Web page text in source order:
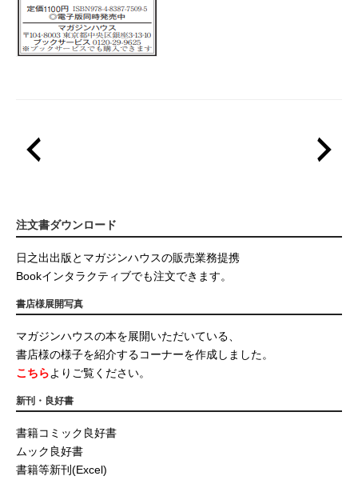
注文書ダウンロード
日之出出版とマガジンハウスの販売業務提携
Bookインタラクティブでも注文できます。
書店様展開写真
マガジンハウスの本を展開いただいている、
書店様の様子を紹介するコーナーを作成しました。
こちらよりご覧ください。
新刊・良好書
書籍コミック良好書
ムック良好書
書籍等新刊(Excel)